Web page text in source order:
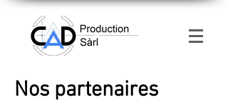
Nos partenaires